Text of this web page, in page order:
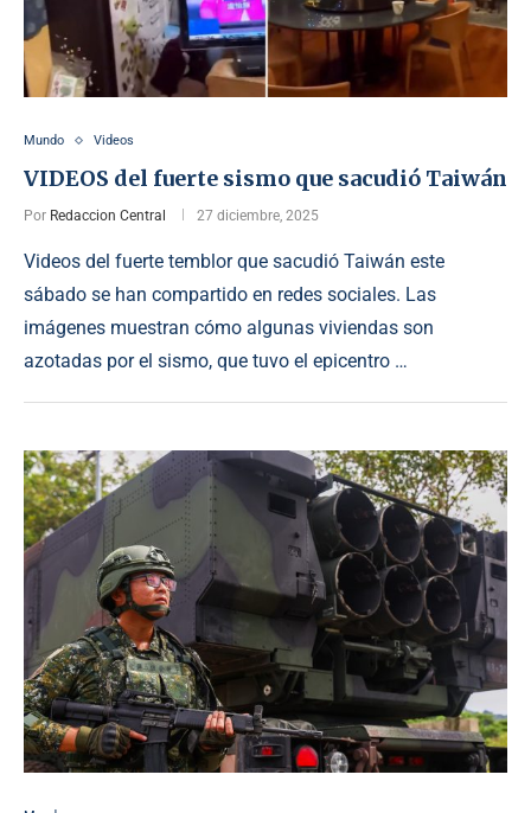
Mundo Videos
VIDEOS del fuerte sismo que sacudió Taiwán
Por Redaccion Central 27 diciembre, 2025
Videos del fuerte temblor que sacudió Taiwán este
sábado se han compartido en redes sociales. Las
imágenes muestran cómo algunas viviendas son
azotadas por el sismo, que tuvo el epicentro …